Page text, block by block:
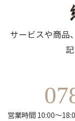
サービスや商品
営業時間 10:00～